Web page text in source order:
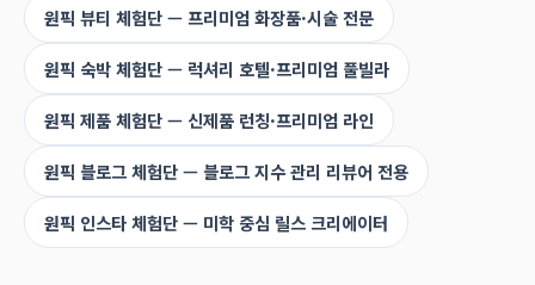
원픽 뷰티 체험단 — 프리미엄 화장품·시술 전문
원픽 숙박 체험단 — 럭셔리 호텔·프리미엄 풀빌라
원픽 제품 체험단 — 신제품 런칭·프리미엄 라인
원픽 블로그 체험단 — 블로그 지수 관리 리뷰어 전용
원픽 인스타 체험단 — 미학 중심 릴스 크리에이터